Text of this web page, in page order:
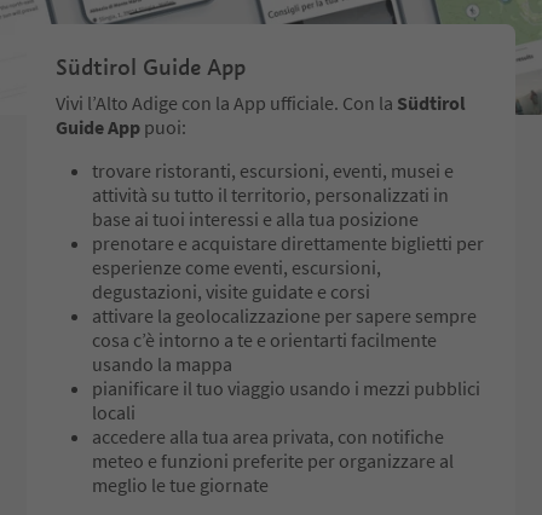
ano la nostra
Südtirol Guide App
Vivi l’Alto Adige con la App ufficiale. Con la Südtirol
Guide App puoi:
trovare ristoranti, escursioni, eventi, musei e
attività su tutto il territorio, personalizzati in
base ai tuoi interessi e alla tua posizione
prenotare e acquistare direttamente biglietti per
esperienze come eventi, escursioni,
degustazioni, visite guidate e corsi
attivare la geolocalizzazione per sapere sempre
cosa c’è intorno a te e orientarti facilmente
usando la mappa
pianificare il tuo viaggio usando i mezzi pubblici
locali
accedere alla tua area privata, con notifiche
meteo e funzioni preferite per organizzare al
meglio le tue giornate